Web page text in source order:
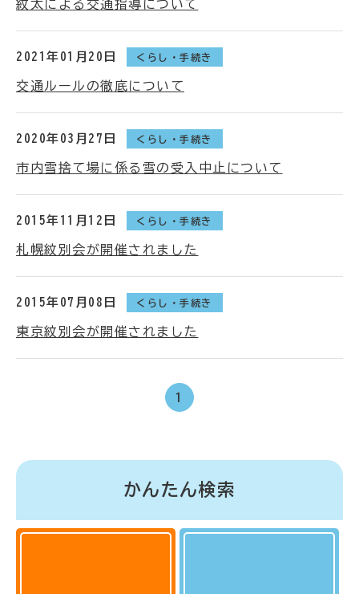
紋太による交通指導について
2021年01月20日 くらし・手続き
交通ルールの徹底について
2020年03月27日 くらし・手続き
市内雪捨て場に係る雪の受入中止について
2015年11月12日 くらし・手続き
札幌紋別会が開催されました
2015年07月08日 くらし・手続き
東京紋別会が開催されました
1
かんたん検索